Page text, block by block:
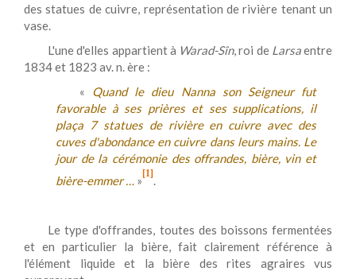
des statues de cuivre, représentation de rivière tenant un
vase.
L'une d'elles appartient à Warad-Sîn, roi de Larsaentre
1834 et 1823 av. n. ère :
« Quand le dieu Nanna son Seigneur fut
favorable à ses prières et ses supplications, il
plaça 7 statues de rivière en cuivre avec des
cuves d'abondance en cuivre dans leurs mains. Le
jour de la cérémonie des offrandes, bière, vin et
bière-emmer … » [1].
Le type d'offrandes, toutes des boissons fermentées
et en particulier la bière, fait clairement référence à
l'élément liquide et la bière des rites agraires vus